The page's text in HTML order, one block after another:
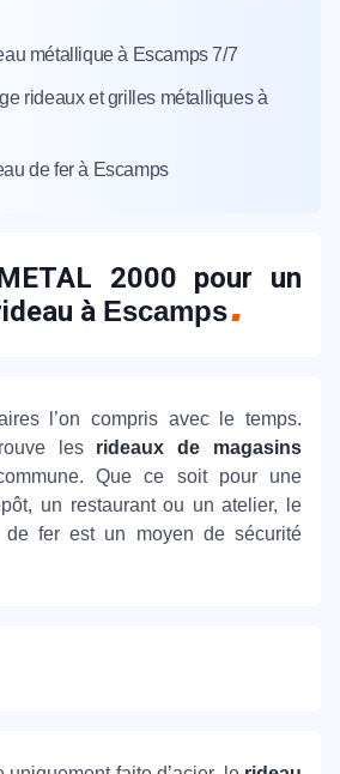
métallique à Escamps 7/7
rideaux et grilles métalliques à
de fer à Escamps
2000 pour un
à Escamps
l’on compris avec le temps.
les rideaux de magasins
Que ce soit pour une
un restaurant ou un atelier, le
de fer est un moyen de sécurité